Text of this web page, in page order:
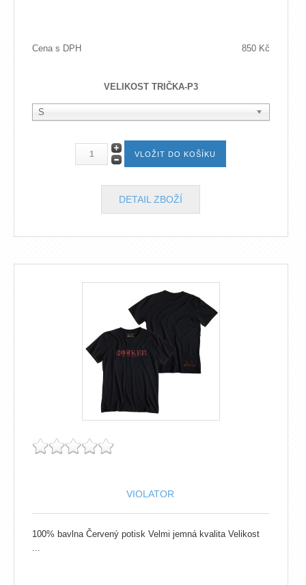
Cena s DPH 850 Kč
VELIKOST TRIČKA-P3
S
DETAIL ZBOŽÍ
VIOLATOR
100% bavlna Červený potisk Velmi jemná kvalita Velikost
...